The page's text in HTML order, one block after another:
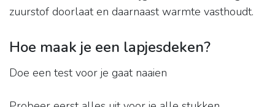
zuurstof doorlaat en daarnaast warmte vasthoudt.
Hoe maak je een lapjesdeken?
Doe een test voor je gaat naaien